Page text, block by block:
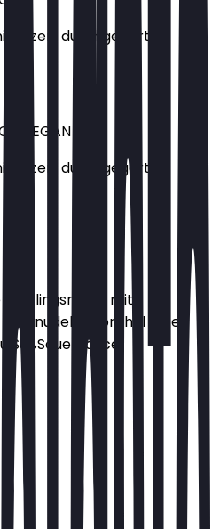
Pilzen, durchgegart &
VEGAN
Pilzen, durchgegart &
Frühlingsrollen mit
Morchel Pilze,
SüßSauerSauce